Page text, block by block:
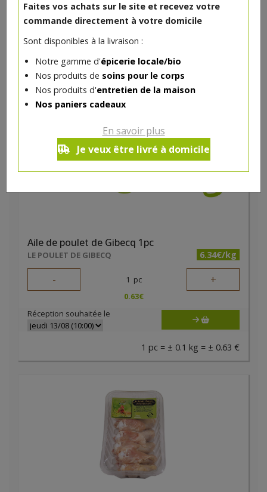
Faites vos achats sur le site et recevez votre
commande directement à votre domicile
Sont disponibles à la livraison :
Notre gamme d'épicerie locale/bio
Nos produits de soins pour le corps
Nos produits d'entretien de la maison
Nos paniers cadeaux
En savoir plus
Je veux être livré à domicile
1 paquet = ± 0.36 kg = ± 5.21 €
DANS LA MÊME CATÉGORIE ...
Aile de poulet de Gibecq 1pc
LE POULET DE GIBECQ 6.34€/kg
- 1 pc +
0.63€
Réception souhaitée le
1 pc = ± 0.1 kg = ± 0.63 €